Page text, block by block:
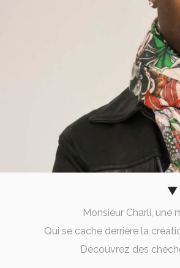
Monsieur Charli, une
Qui se cache derrière la
Découvrez des